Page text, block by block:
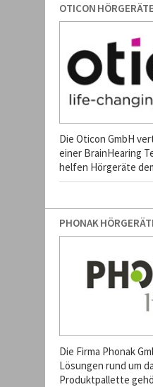
OTICON HÖRGERÄTE
Die Oticon GmbH
einer BrainHearing
helfen Hörgeräte
PHONAK
Die Firma Phonak
Lösungen rund um
Produktpallette